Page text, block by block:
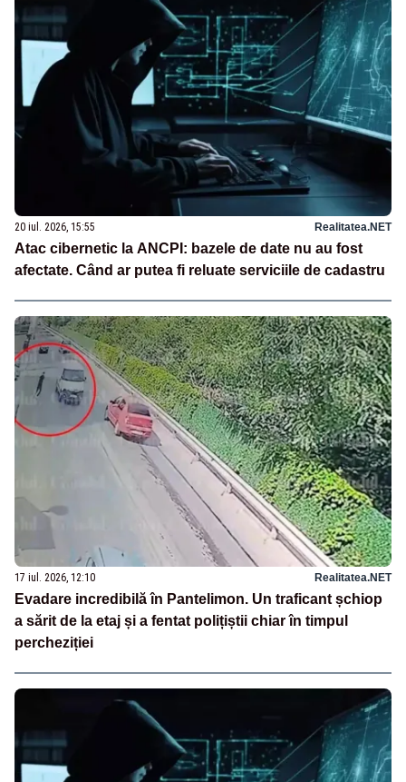
20 iul. 2026, 15:55 Realitatea.NET
Atac cibernetic la ANCPI: bazele de date nu au fost
afectate. Când ar putea fi reluate serviciile de cadastru
17 iul. 2026, 12:10 Realitatea.NET
Evadare incredibilă în Pantelimon. Un traficant șchiop
a sărit de la etaj și a fentat polițiștii chiar în timpul
percheziției